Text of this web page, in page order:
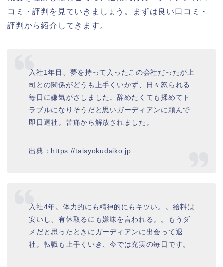
コミ・評判を見ていきましょう。まずは良い口コミ・
評判から紹介してきます。
入社1年目、夢を持って入ったこの会社だったが上
司との関係がどうも上手くいかず、日々怒られる
毎日に嫌気がさしました。辞めたくても揉めてト
ラブルになりそうだと思いガーディアンに頼んで
即日退社。苦痛から解放されました。
出典：https://taisyokudaiko.jp
入社4年。体力的にも精神的にもキツい。。給料は
安いし、有休取るにも嫌味を言われる。。もうダ
メだと思ったときにガーディアンに出会って退
社。転職も上手くいき、今では充実の毎日です。